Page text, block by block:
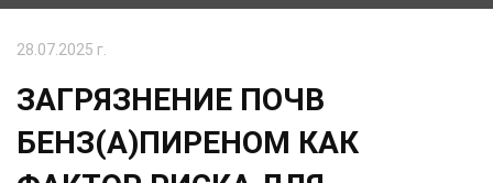
28.07.2025 г.
ЗАГРЯЗНЕНИЕ ПОЧВ
БЕНЗ(А)ПИРЕНОМ КАК